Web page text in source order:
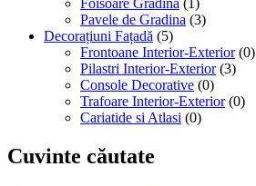
Foisoare Gradina (1)
Pavele de Gradina (3)
Decorațiuni Fațadă (5)
Frontoane Interior-Exterior (0)
Pilastri Interior-Exterior (3)
Console Decorative (0)
Trafoare Interior-Exterior (0)
Cariatide si Atlasi (0)
Cuvinte căutate